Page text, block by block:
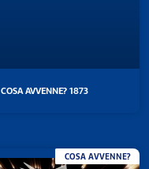
COSA AVVENNE? 1873
COSA AVVENNE?